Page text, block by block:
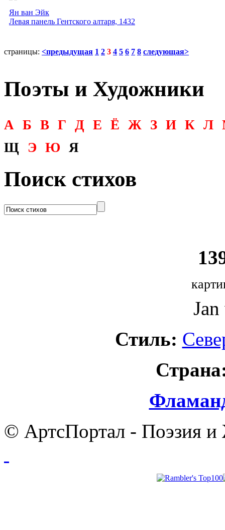
Ян ван Эйк
Левая панель Гентского алтаря, 1432
страницы: <предыдущая 1 2 3 4 5 6 7 8 следующая>
Поэты и Художники
А Б В Г Д Е Ё Ж З И К Л
Щ
Э Ю Я
Поиск стихов
Стиль:
© АртсПортал - Поэзия